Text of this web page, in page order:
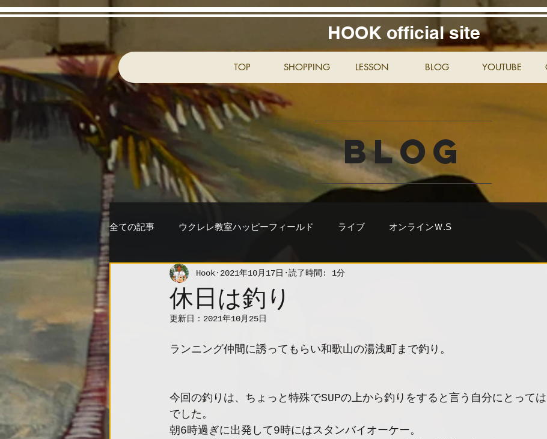
HOOK official site
TOP SHOPPING LESSON BLOG YOUTUBE
BLOG
全ての記事 ウクレレ教室ハッピーフィールド ライブ オンラインＷ.S
休日は釣り
Hook 2021年10月17日 読了時間: 1分
更新日： 2021年10月25日
ランニング仲間に誘ってもらい和歌山の湯浅町まで釣り。
今回の釣りは、ちょっと特殊でSUPの上から釣りをすると言う自分にとって
でした。
朝6時過ぎに出発して9時にはスタンバイオーケー。